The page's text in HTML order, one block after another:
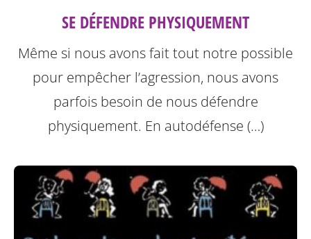
SE DÉFENDRE PHYSIQUEMENT
Même si nous avons fait tout notre possible
pour empêcher l’agression, nous avons
parfois besoin de nous défendre
physiquement. En autodéfense (…)